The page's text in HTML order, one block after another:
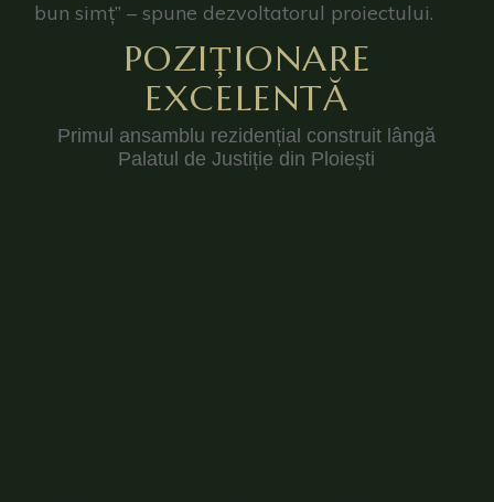
bun simț” – spune dezvoltatorul proiectului.
POZIȚIONARE
EXCELENTĂ
Primul ansamblu rezidențial construit lângă
Palatul de Justiție din Ploiești